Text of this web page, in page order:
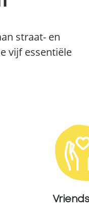
straat- en
vijf essentiële